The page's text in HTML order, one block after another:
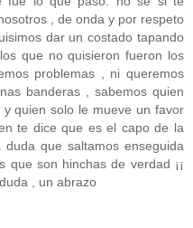
, de onda y por respeto
dar un costado tapando
que no quisieron fueron los
problemas , ni queremos
banderas , sabemos quien
quien solo le mueve un favor
te dice que es el capo de la
que saltamos enseguida
que son hinchas de verdad ¡¡
, un abrazo